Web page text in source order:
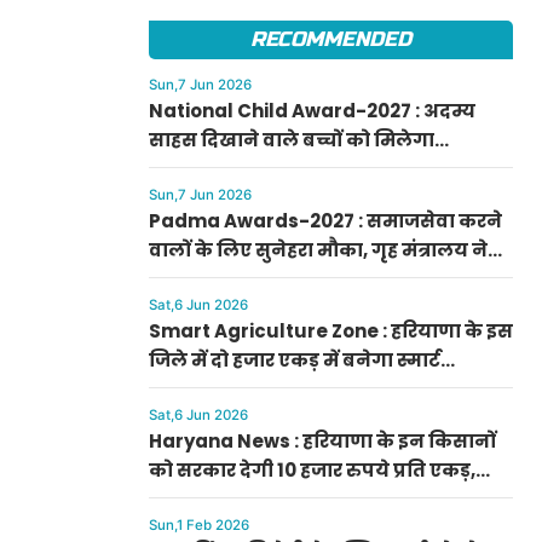
RECOMMENDED
Sun,7 Jun 2026
National Child Award-2027 : अदम्य
साहस दिखाने वाले बच्चों को मिलेगा
प्रधानमंत्री राष्ट्रीय बाल पुरस्कार-2027, ऐसे
करें आवेदन
Sun,7 Jun 2026
Padma Awards-2027 : समाजसेवा करने
वालों के लिए सुनेहरा मौका, गृह मंत्रालय ने
निकाले पद्म पुरस्कार-2027 के लिए आवेदन
Sat,6 Jun 2026
Smart Agriculture Zone : हरियाणा के इस
जिले में दो हजार एकड़ में बनेगा स्मार्ट
एग्रीकल्चर जोन
Sat,6 Jun 2026
Haryana News : हरियाणा के इन किसानों
को सरकार देगी 10 हजार रुपये प्रति एकड़,
सीएम सैनी की घोषणा
Sun,1 Feb 2026